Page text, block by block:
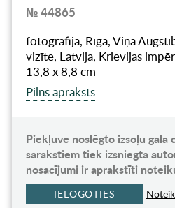
№ 44865
fotogrāfija, Rīga, Viņa
vizīte, Latvija, Krievijas
13,8 x 8,8 cm
Pilns apraksts
Piekļuve noslēgto izsoļu gala
sarakstiem tiek izsniegta
nosacījumi ir aprakstīti
IELOGOTIES